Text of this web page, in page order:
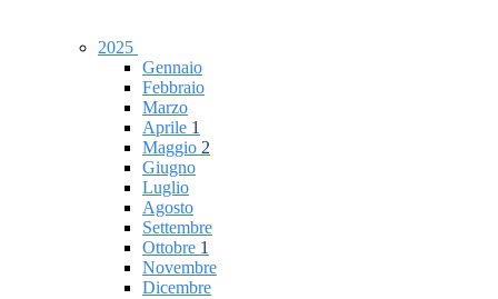
2025
Gennaio
Febbraio
Marzo
Aprile 1
Maggio 2
Giugno
Luglio
Agosto
Settembre
Ottobre 1
Novembre
Dicembre